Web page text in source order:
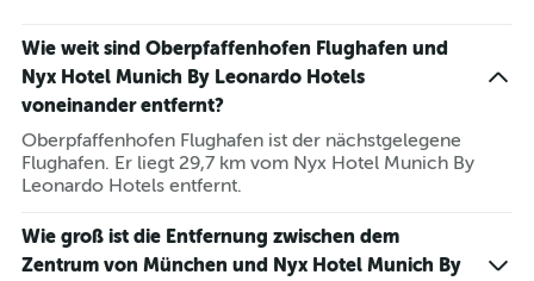
Wie weit sind Oberpfaffenhofen Flughafen und
Nyx Hotel Munich By Leonardo Hotels
voneinander entfernt?
Oberpfaffenhofen Flughafen ist der nächstgelegene
Flughafen. Er liegt 29,7 km vom Nyx Hotel Munich By
Leonardo Hotels entfernt.
Wie groß ist die Entfernung zwischen dem
Zentrum von München und Nyx Hotel Munich By